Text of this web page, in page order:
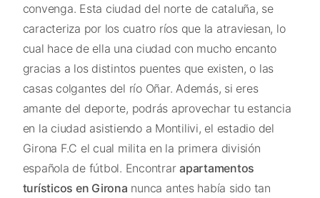
convenga. Esta ciudad del norte de cataluña, se
caracteriza por los cuatro ríos que la atraviesan, lo
cual hace de ella una ciudad con mucho encanto
gracias a los distintos puentes que existen, o las
casas colgantes del río Oñar. Además, si eres
amante del deporte, podrás aprovechar tu estancia
en la ciudad asistiendo a Montilivi, el estadio del
Girona F.C el cual milita en la primera división
española de fútbol. Encontrar apartamentos
turísticos en Girona nunca antes había sido tan